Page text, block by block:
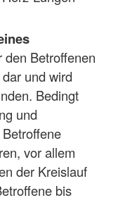
den Betroffenen
und wird
Bedingt
und
vor allem
der Kreislauf
bis